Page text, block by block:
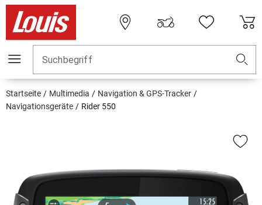
Suchbegriff
Startseite Multimedia
Navigation & GPS-Tracker
Navigationsgeräte
Rider 550